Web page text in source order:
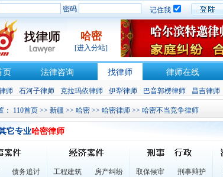
密码 记住我
哈密
[进入分站]
页 法律咨询 找律师 律师在线
师 石河子律师 克拉玛依律师 伊犁律师 巴音郭楞律师 昌吉律师
： 110首页 >> 新疆 >> 哈密 >> 哈密律师 >> 哈密不当竞争律师
它专业哈密律师
债务追讨
工程建筑
房产纠纷
取保候审
刑事辩护